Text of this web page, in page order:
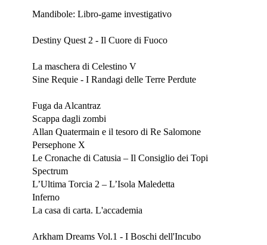
Mandibole: Libro-game investigativo
Destiny Quest 2 - Il Cuore di Fuoco
La maschera di Celestino V
Sine Requie - I Randagi delle Terre Perdute
Fuga da Alcantraz
Scappa dagli zombi
Allan Quatermain e il tesoro di Re Salomone
Persephone X
Le Cronache di Catusia – Il Consiglio dei Topi
Spectrum
L’Ultima Torcia 2 – L’Isola Maledetta
Inferno
La casa di carta. L'accademia
Arkham Dreams Vol.1 - I Boschi dell'Incubo